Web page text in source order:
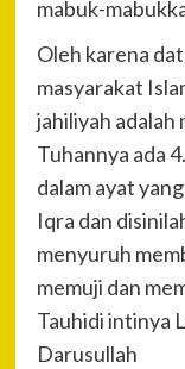
mabuk-
Oleh karena
masyarakat
jahiliyah adalah
Tuhannya ada
dalam ayat
Iqra dan
menyuruh
memuji dan
Tauhidi intinya
Darusullah